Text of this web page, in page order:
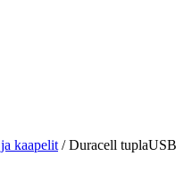
kaapelit / Duracell tuplaUSB